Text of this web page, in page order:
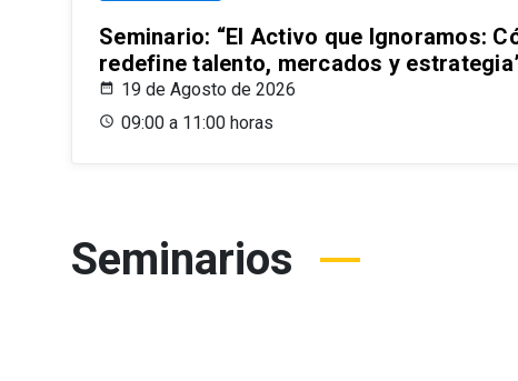
Seminario: “El Activo que Ignoramos:
redefine talento, mercados y
19 de Agosto de 2026
09:00 a 11:00 horas
Seminarios